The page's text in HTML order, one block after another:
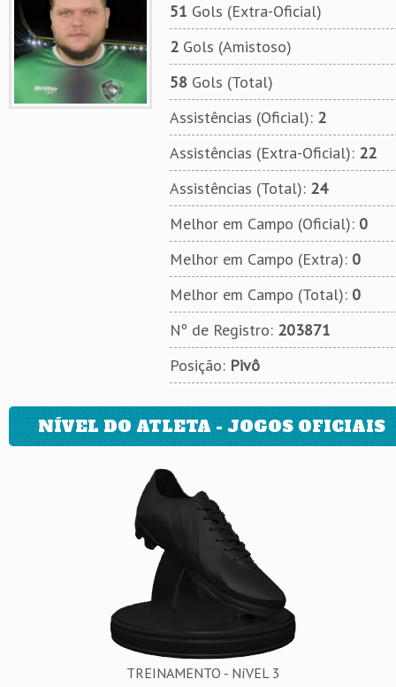
51 Gols (Extra-Oficial)
2Gols (Amistoso)
58Gols (Total)
Assistências (Oficial): 2
Assistências (Extra-Oficial): 22
Assistências (Total): 24
Melhor em Campo (Oficial): 0
Melhor em Campo (Extra): 0
Melhor em Campo (Total): 0
Nº de Registro: 203871
Posição: Pivô
NÍVEL DO ATLETA - JOGOS OFICIAIS
TREINAMENTO - NíVEL 3